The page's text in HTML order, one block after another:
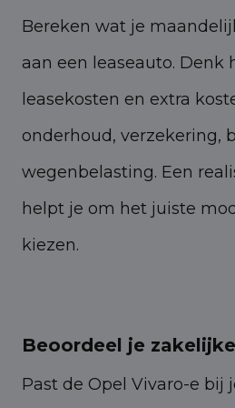
Bereken wat je
aan een leaseauto. Denk
leasekosten en extra
onderhoud, verzekering,
wegenbelasting. Een
helpt je om het juiste
kiezen.
Beoordeel je
Past de Opel Vivaro-e bij